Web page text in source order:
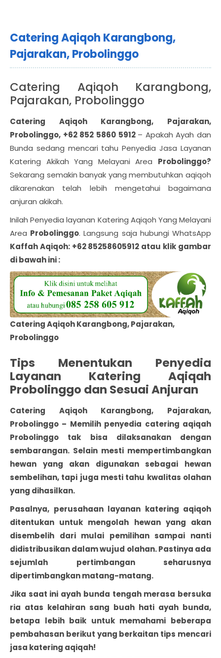
Catering Aqiqoh Karangbong,
Pajarakan, Probolinggo
Catering Aqiqoh Karangbong,
Pajarakan, Probolinggo
Catering Aqiqoh Karangbong, Pajarakan,
Probolinggo, +62 852 5860 5912 – Apakah Ayah dan
Bunda sedang mencari tahu Penyedia Jasa Layanan
Katering Akikah Yang Melayani Area Probolinggo?
Sekarang semakin banyak yang membutuhkan aqiqoh
dikarenakan telah lebih mengetahui bagaimana
anjuran akikah.
Inilah Penyedia layanan Katering Aqiqoh Yang Melayani
Area Probolinggo. Langsung saja hubungi WhatsApp
Kaffah Aqiqoh: +62 85258605912 atau klik gambar
di bawah ini :
Catering Aqiqoh Karangbong, Pajarakan,
Probolinggo
Tips Menentukan Penyedia
Layanan Katering Aqiqah
Probolinggo dan Sesuai Anjuran
Catering Aqiqoh Karangbong, Pajarakan,
Probolinggo – Memilih penyedia catering aqiqah
Probolinggo tak bisa dilaksanakan dengan
sembarangan. Selain mesti mempertimbangkan
hewan yang akan digunakan sebagai hewan
sembelihan, tapi juga mesti tahu kwalitas olahan
yang dihasilkan.
Pasalnya, perusahaan layanan katering aqiqoh
ditentukan untuk mengolah hewan yang akan
disembelih dari mulai pemilihan sampai nanti
didistribusikan dalam wujud olahan. Pastinya ada
sejumlah pertimbangan seharusnya
dipertimbangkan matang-matang.
Jika saat ini ayah bunda tengah merasa bersuka
ria atas kelahiran sang buah hati ayah bunda,
betapa lebih baik untuk memahami beberapa
pembahasan berikut yang berkaitan tips mencari
jasa katering aqiqah!